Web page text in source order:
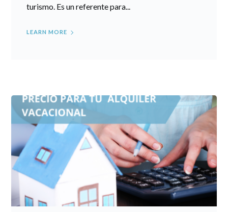
turismo. Es un referente para...
LEARN MORE